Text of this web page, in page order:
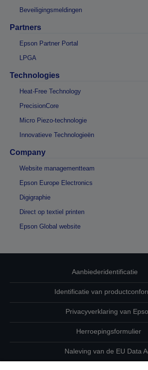
Beveiligingsmeldingen
Partners
Epson Partner Portal
LPGA
Technologies
Heat-Free Technology
PrecisionCore
Micro Piezo-technologie
Innovatieve Technologieën
Company
Website managementteam
Epson Europe Electronics
Digigraphie
Direct op textiel printen
Epson Global website
Aanbiederidentificatie
Identificatie van
Privacyverklaring van
Herroepingsformulier
Naleving van de EU Data